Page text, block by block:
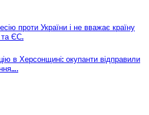
проти України і не вважає країну
ЄС.
в Херсонщині: окупанти відправили